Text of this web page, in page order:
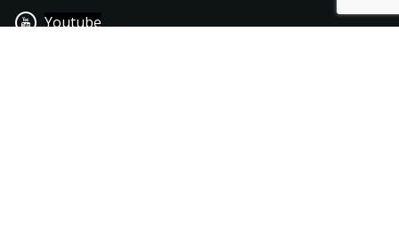
Youtube